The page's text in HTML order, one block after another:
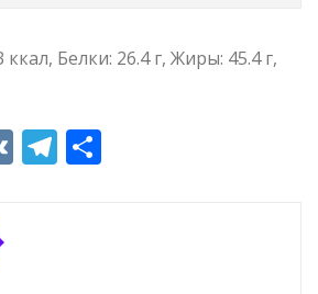
Белки: 26.4 г, Жиры: 45.4 г,
V T